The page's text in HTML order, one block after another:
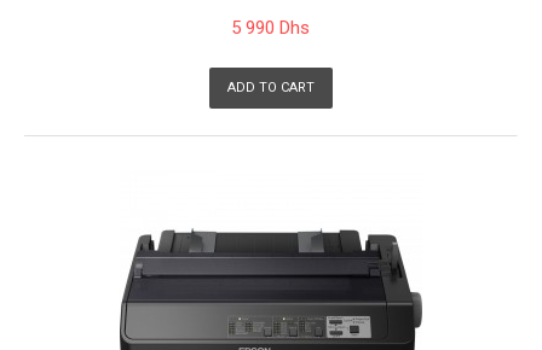
5 990 Dhs
ADD TO CART